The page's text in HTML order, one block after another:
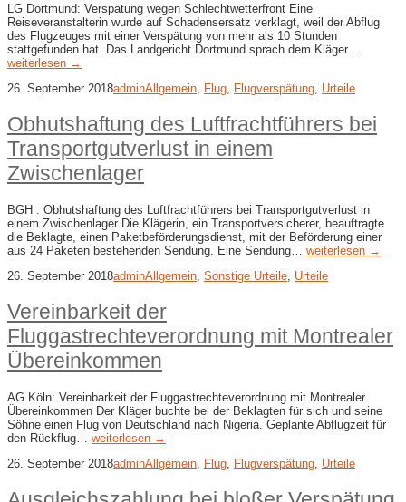
LG Dortmund: Verspätung wegen Schlechtwetterfront Eine
Reiseveranstalterin wurde auf Schadensersatz verklagt, weil der Abflug
des Flugzeuges mit einer Verspätung von mehr als 10 Stunden
stattgefunden hat. Das Landgericht Dortmund sprach dem Kläger…
weiterlesen →
26. September 2018adminAllgemein Flug Flugverspätung Urteile
Obhutshaftung des Luftfrachtführers bei
Transportgutverlust in einem
Zwischenlager
BGH : Obhutshaftung des Luftfrachtführers bei Transportgutverlust in
einem Zwischenlager Die Klägerin, ein Transportversicherer, beauftragte
die Beklagte, einen Paketbeförderungsdienst, mit der Beförderung einer
aus 24 Paketen bestehenden Sendung. Eine Sendung… weiterlesen →
26. September 2018adminAllgemein Sonstige Urteile Urteile
Vereinbarkeit der
Fluggastrechteverordnung mit Montrealer
Übereinkommen
AG Köln: Vereinbarkeit der Fluggastrechteverordnung mit Montrealer
Übereinkommen Der Kläger buchte bei der Beklagten für sich und seine
Söhne einen Flug von Deutschland nach Nigeria. Geplante Abflugzeit für
den Rückflug… weiterlesen →
26. September 2018adminAllgemein, Flug, Flugverspätung, Urteile